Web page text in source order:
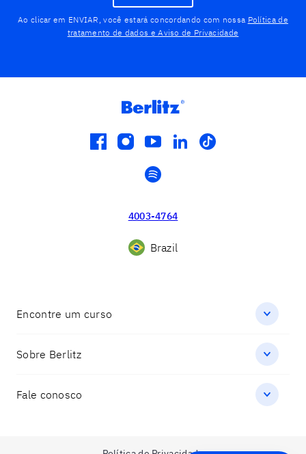
Ao clicar em ENVIAR, você estará concordando com nossa Política de
tratamento de dados e Aviso de Privacidade
facebook
instagram
youtube
linkedin
tiktok
spotify
4003-4764
Brazil
Encontre um curso
Sobre Berlitz
Fale conosco